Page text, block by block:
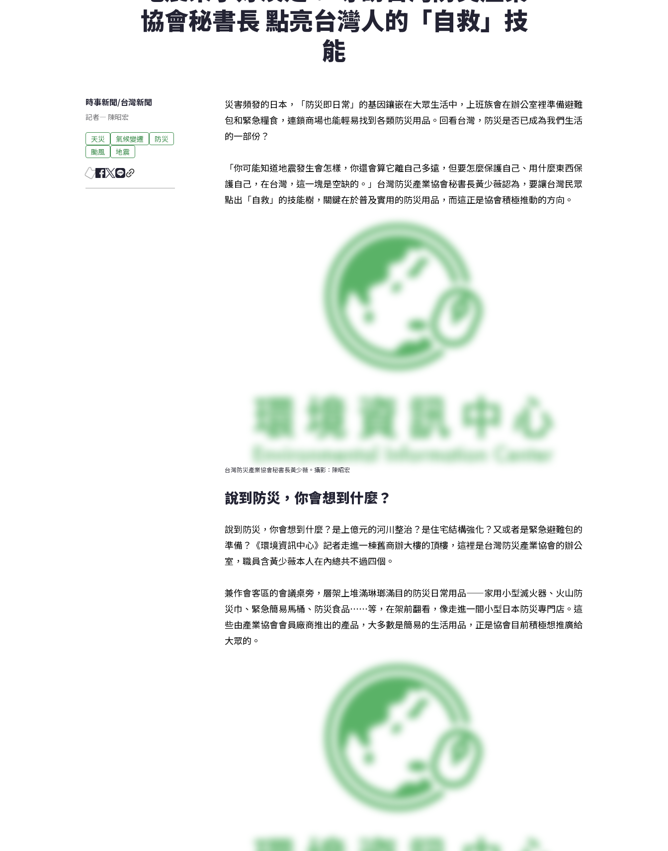
協會秘書長 點亮台灣人的「自救」技
能
時事新聞/台灣新聞
記者— 陳昭宏
天災 氣候變遷
防災
颱風
地震
災害頻發的日本，「防災即日常」的基因鑲嵌在大眾生活中，上班族會在辦公室裡準備避難
包和緊急糧食，連鎖商場也能輕易找到各類防災用品。回看台灣，防災是否已成為我們生活
的一部份？
「你可能知道地震發生會怎樣，你還會算它離自己多遠，但要怎麼保護自己、用什麼東西保
護自己，在台灣，這一塊是空缺的。」台灣防災產業協會秘書長黃少薇認為，要讓台灣民眾
點出「自救」的技能樹，關鍵在於普及實用的防災用品，而這正是協會積極推動的方向。
台灣防災產業協會秘書長黃少薇。攝影：陳昭宏
說到防災，你會想到什麼？
說到防災，你會想到什麼？是上億元的河川整治？是住宅結構強化？又或者是緊急避難包的
準備？《環境資訊中心》記者走進一棟舊商辦大樓的頂樓，這裡是台灣防災產業協會的辦公
室，職員含黃少薇本人在內總共不過四個。
兼作會客區的會議桌旁，層架上堆滿琳瑯滿目的防災日常用品——家用小型滅火器、火山防
災巾、緊急簡易馬桶、防災食品⋯⋯等，在架前翻看，像走進一間小型日本防災專門店。這
些由產業協會會員廠商推出的產品，大多數是簡易的生活用品，正是協會目前積極想推廣給
大眾的。